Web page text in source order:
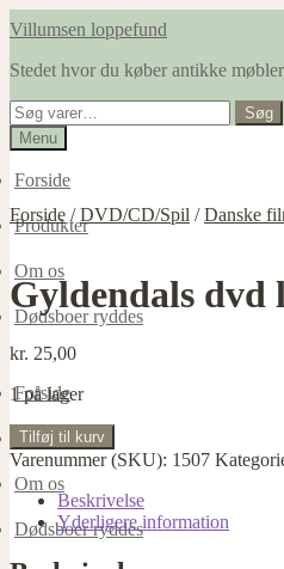
Spring
navigation
Spring
indhold
Villumsen loppefund
Stedet hvor du køber antikke
Søg
efter:
Søg
Menu
Forside
Produkter
Om os
Dødsboer ryddes
Forside
Produkter
Om os
Dødsboer ryddes
Forside /DVD/CD/Spil /Danske
Gyldendals dvd
kr. 25,00
1 på lager
Gyldendals
dvd
leksikon
antal
Tilføj til kurv
Varenummer (SKU): 1507
Beskrivelse
Yderligere information